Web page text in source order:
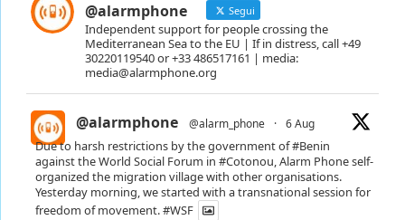
@alarmphone Segui
Independent support for people crossing the
Mediterranean Sea to the EU | If in distress, call +49
30220119540 or +33 486517161 | media:
media@alarmphone.org
@alarmphone @alarm_phone · 6 Aug
Due to harsh restrictions by the government of#Benin
against the World Social Forum in #Cotonou, Alarm Phone self-
organized the migration village with other organisations.
Yesterday morning, we started with a transnational session for
freedom of movement.#WSF